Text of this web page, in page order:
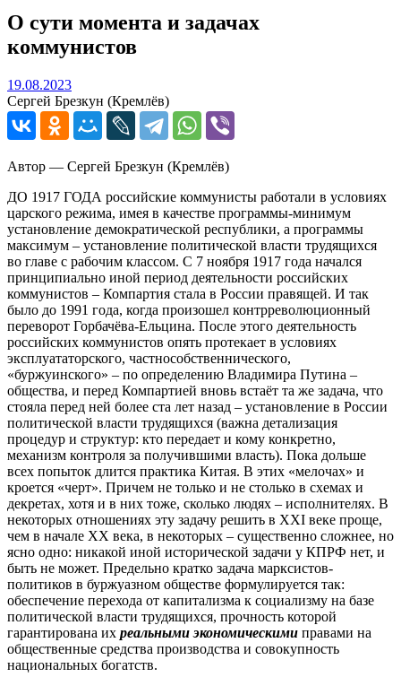
О сути момента и задачах
коммунистов
19.08.202319.08.2023
Сергей Брезкун (Кремлёв)
Автор — Сергей Брезкун (Кремлёв)
ДО 1917 ГОДА российские коммунисты работали в условиях
царского режима, имея в качестве программы-минимум
установление демократической республики, а программы
максимум – установление политической власти трудящихся
во главе с рабочим классом. С 7 ноября 1917 года начался
принципиально иной период деятельности российских
коммунистов – Компартия стала в России правящей. И так
было до 1991 года, когда произошел контрреволюционный
переворот Горбачёва-Ельцина. После этого деятельность
российских коммунистов опять протекает в условиях
эксплуататорского, частнособственнического,
«буржуинского» – по определению Владимира Путина –
общества, и перед Компартией вновь встаёт та же задача, что
стояла перед ней более ста лет назад – установление в России
политической власти трудящихся (важна детализация
процедур и структур: кто передает и кому конкретно,
механизм контроля за получившими власть). Пока дольше
всех попыток длится практика Китая. В этих «мелочах» и
кроется «черт». Причем не только и не столько в схемах и
декретах, хотя и в них тоже, сколько людях – исполнителях. В
некоторых отношениях эту задачу решить в XXI веке проще,
чем в начале ХХ века, в некоторых – существенно сложнее, но
ясно одно: никакой иной исторической задачи у КПРФ нет, и
быть не может. Предельно кратко задача марксистов-
политиков в буржуазном обществе формулируется так:
обеспечение перехода от капитализма к социализму на базе
политической власти трудящихся, прочность которой
гарантирована их реальными экономическими правами на
общественные средства производства и совокупность
национальных богатств.